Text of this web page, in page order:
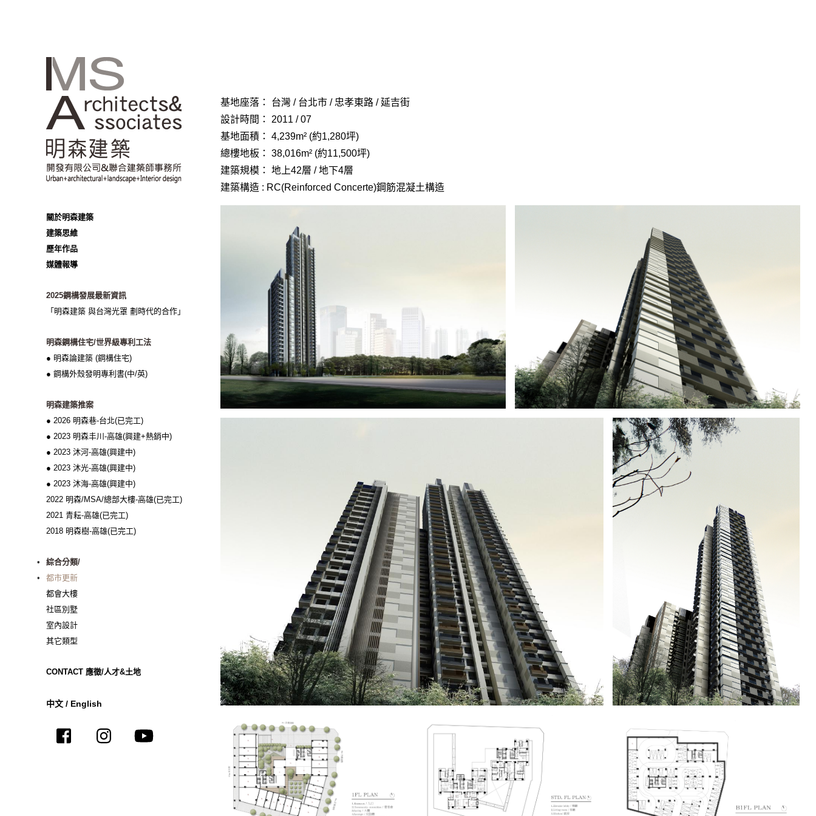
關於明森建築
建築思維
歷年作品
媒體報導
2025鋼構發展最新資訊
「明森建築 與台灣光罩 劃時代的合作」
明森鋼構住宅/世界級專利工法
● 明森論建築 (鋼構住宅)
● 鋼構外殼發明專利書(中/英)
明森建築推案
● 2026 明森巷-台北(已完工)
● 2023 明森丰川-高雄(興建+熱銷中)
● 2023 沐河-高雄(興建中)
● 2023 沐光-高雄(興建中)
● 2023 沐海-高雄(興建中)
2022 明森/MSA/總部大樓-高雄(已完工)
2021 青耘-高雄(已完工)
2018 明森樹-高雄(已完工)
綜合分類/
都市更新
都會大樓
社區別墅
室內設計
其它類型
CONTACT 應徵/人才&土地
中文 / English
基地座落：
台灣 / 台北市 / 忠孝東路 / 延吉街
設計時間：
2011 / 07
基地面積： 4,239m² (約1,280坪)
總樓地板： 38,016m² (約11,500坪)
建築規模： 地上42層 / 地下4層
建築構造 : RC(Reinforced Concerte)鋼筋混凝土構造